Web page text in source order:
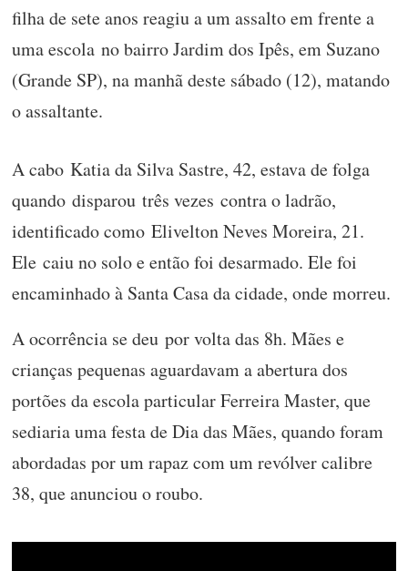
filha de sete anos reagiu a um assalto em frente a
uma escola no bairro Jardim dos Ipês, em Suzano
(Grande SP), na manhã deste sábado (12), matando
o assaltante.
A cabo Katia da Silva Sastre, 42, estava de folga
quando disparou três vezes contra o ladrão,
identificado como Elivelton Neves Moreira, 21.
Ele caiu no solo e então foi desarmado. Ele foi
encaminhado à Santa Casa da cidade, onde morreu.
A ocorrência se deu por volta das 8h. Mães e
crianças pequenas aguardavam a abertura dos
portões da escola particular Ferreira Master, que
sediaria uma festa de Dia das Mães, quando foram
abordadas por um rapaz com um revólver calibre
38, que anunciou o roubo. ​